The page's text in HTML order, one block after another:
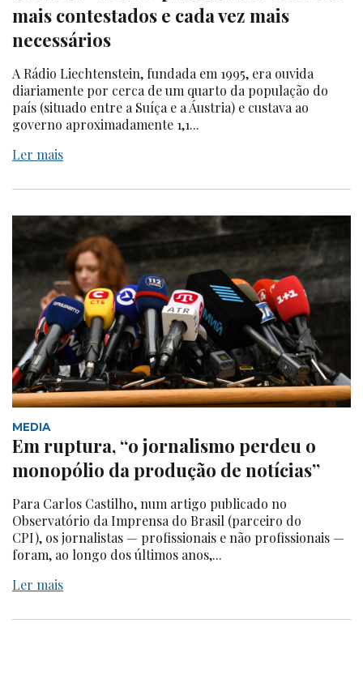
mais contestados e cada vez mais
necessários
A Rádio Liechtenstein, fundada em 1995, era ouvida
diariamente por cerca de um quarto da população do
país (situado entre a Suíça e a Áustria) e custava ao
governo aproximadamente 1,1...
Ler mais
MEDIA
Em ruptura, “o jornalismo perdeu o
monopólio da produção de notícias”
Para Carlos Castilho, num artigo publicado no
Observatório da Imprensa do Brasil (parceiro do
CPI), os jornalistas — profissionais e não profissionais —
foram, ao longo dos últimos anos,...
Ler mais